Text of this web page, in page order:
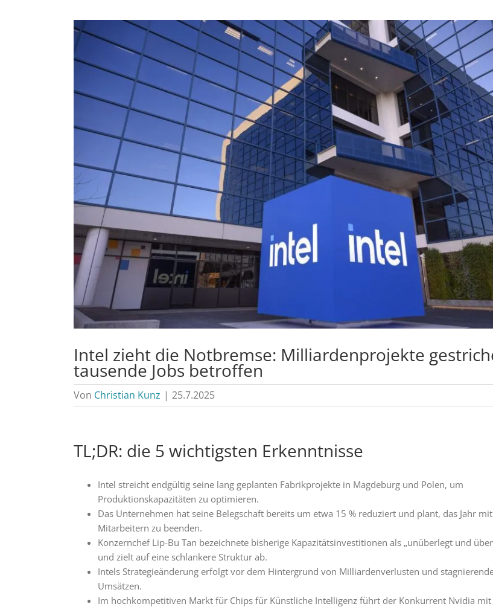
Intel zieht die Notbremse: Milliardenprojekte
tausende Jobs betroffen
Von Christian Kunz | 25.7.2025
TL;DR: die 5 wichtigsten Erkenntnisse
Intel streicht endgültig seine lang geplanten Fabrikprojekte in Magdeburg und Polen, um
Produktionskapazitäten zu optimieren.
Das Unternehmen hat seine Belegschaft bereits um etwa 15 % reduziert und plant, das Jahr
Mitarbeitern zu beenden.
Konzernchef Lip-Bu Tan bezeichnete bisherige Kapazitätsinvestitionen als „unüberlegt und
und zielt auf eine schlankere Struktur ab.
Intels Strategieänderung erfolgt vor dem Hintergrund von Milliardenverlusten und
Umsätzen.
Im hochkompetitiven Markt für Chips für Künstliche Intelligenz führt der Konkurrent Nvidia mit